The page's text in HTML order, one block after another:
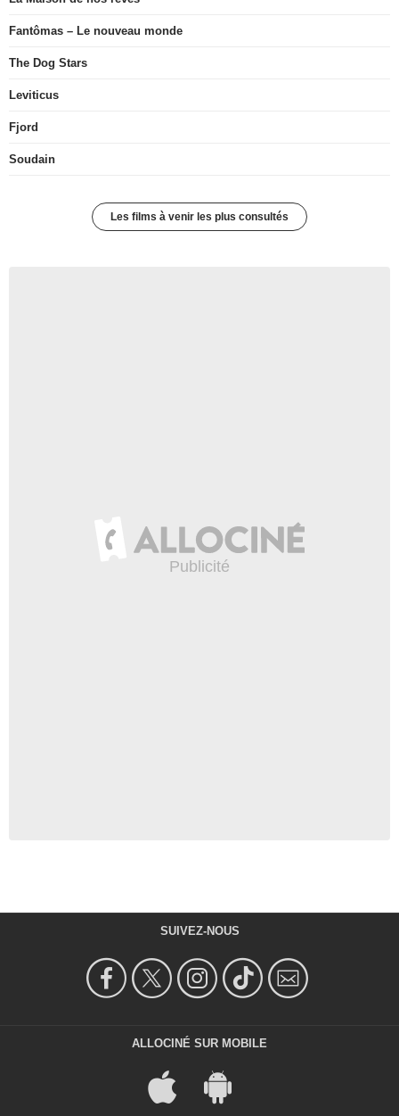
Fantômas – Le nouveau monde
The Dog Stars
Leviticus
Fjord
Soudain
Les films à venir les plus consultés
SUIVEZ-NOUS
ALLOCINÉ SUR MOBILE